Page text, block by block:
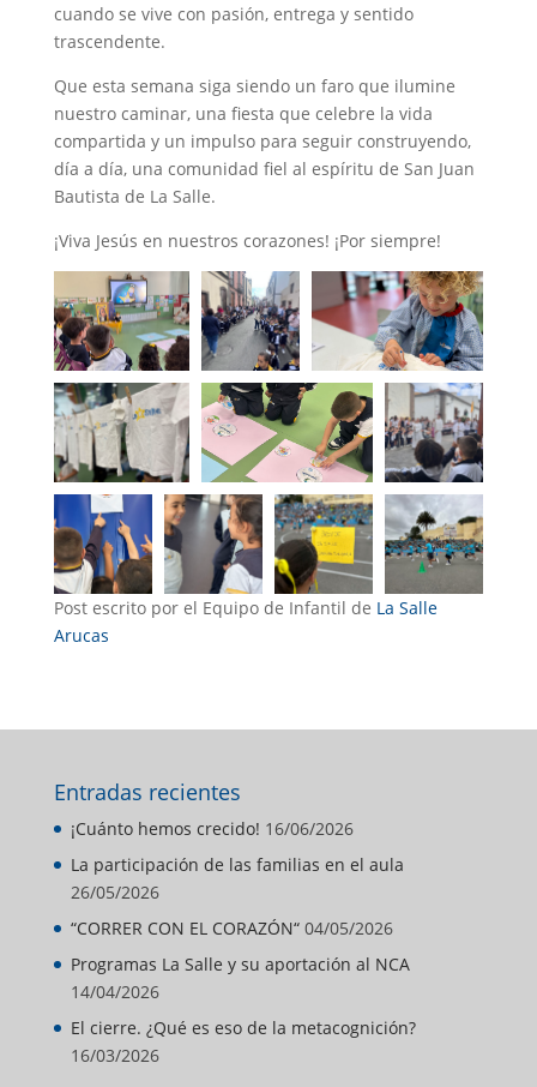
cuando se vive con pasión, entrega y sentido
trascendente.
Que esta semana siga siendo un faro que ilumine
nuestro caminar, una fiesta que celebre la vida
compartida y un impulso para seguir construyendo,
día a día, una comunidad fiel al espíritu de San Juan
Bautista de La Salle.
¡Viva Jesús en nuestros corazones! ¡Por siempre!
Post escrito por el Equipo de Infantil de La Salle
Arucas
Entradas recientes
¡Cuánto hemos crecido! 16/06/2026
La participación de las familias en el aula
26/05/2026
“CORRER CON EL CORAZÓN“ 04/05/2026
Programas La Salle y su aportación al NCA
14/04/2026
El cierre. ¿Qué es eso de la metacognición?
16/03/2026